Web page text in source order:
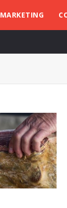
MARKETING